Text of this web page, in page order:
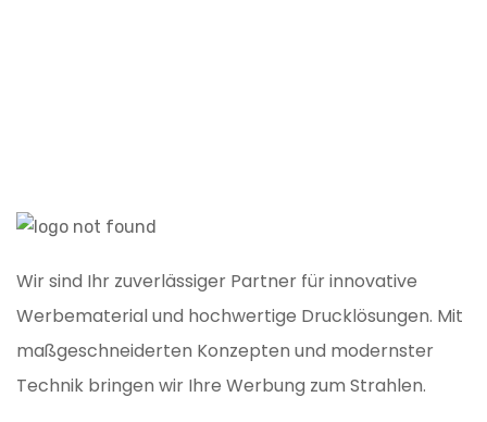
Wir sind Ihr zuverlässiger Partner für innovative
Werbematerial und hochwertige Drucklösungen. Mit
maßgeschneiderten Konzepten und modernster
Technik bringen wir Ihre Werbung zum Strahlen.